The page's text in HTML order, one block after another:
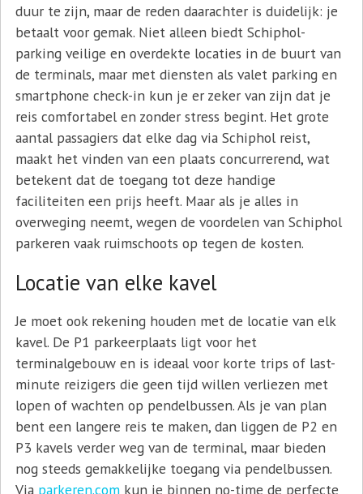
duur te zijn, maar de reden daarachter is duidelijk: je
betaalt voor gemak. Niet alleen biedt Schiphol-
parking veilige en overdekte locaties in de buurt van
de terminals, maar met diensten als valet parking en
smartphone check-in kun je er zeker van zijn dat je
reis comfortabel en zonder stress begint. Het grote
aantal passagiers dat elke dag via Schiphol reist,
maakt het vinden van een plaats concurrerend, wat
betekent dat de toegang tot deze handige
faciliteiten een prijs heeft. Maar als je alles in
overweging neemt, wegen de voordelen van Schiphol
parkeren vaak ruimschoots op tegen de kosten.
Locatie van elke kavel
Je moet ook rekening houden met de locatie van elk
kavel. De P1 parkeerplaats ligt voor het
terminalgebouw en is ideaal voor korte trips of last-
minute reizigers die geen tijd willen verliezen met
lopen of wachten op pendelbussen. Als je van plan
bent een langere reis te maken, dan liggen de P2 en
P3 kavels verder weg van de terminal, maar bieden
nog steeds gemakkelijke toegang via pendelbussen.
Via parkeren.comkun je binnen no-time de perfecte